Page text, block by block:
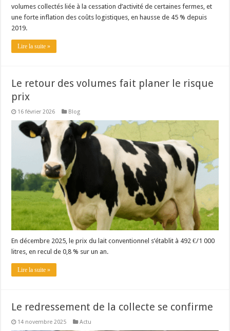
volumes collectés liée à la cessation d’activité de certaines fermes, et
une forte inflation des coûts logistiques, en hausse de 45 % depuis
2019.
Lire la suite »
Le retour des volumes fait planer le risque
prix
16 février 2026 Blog
En décembre 2025, le prix du lait conventionnel s’établit à 492 €/1 000
litres, en recul de 0,8 % sur un an.
Lire la suite »
Le redressement de la collecte se confirme
14 novembre 2025 Actu